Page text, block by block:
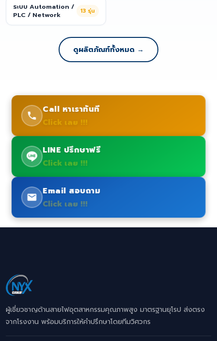
ระบบ Automation /
PLC / Network
13 รุ่น
ดูผลิตภัณฑ์ทั้งหมด →
Call หาเราทันที
Click เลย !!!
LINE ปรึกษาฟรี
Click เลย !!!
Email สอบถาม
Click เลย !!!
ผู้เชี่ยวชาญด้านสายไฟอุตสาหกรรมคุณภาพสูง มาตรฐานยุโรป ส่งตรง
จากโรงงาน พร้อมบริการให้คำปรึกษาโดยทีมวิศวกร